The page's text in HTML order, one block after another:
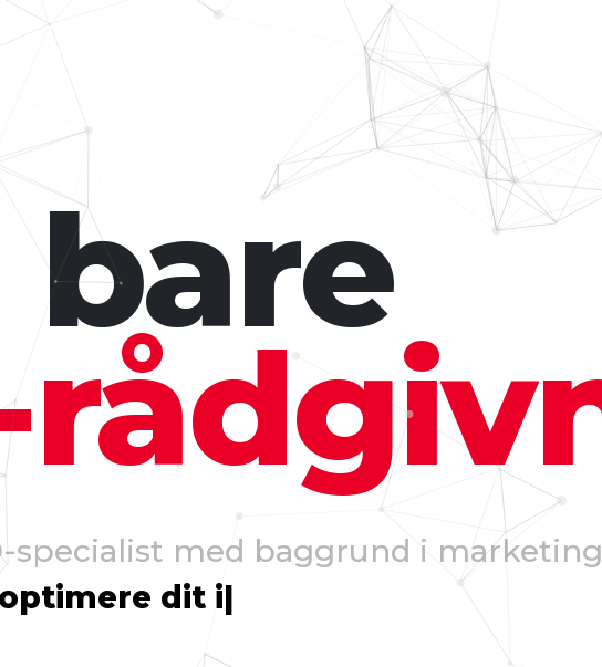
specialist med baggrund i
optimere dit indhold